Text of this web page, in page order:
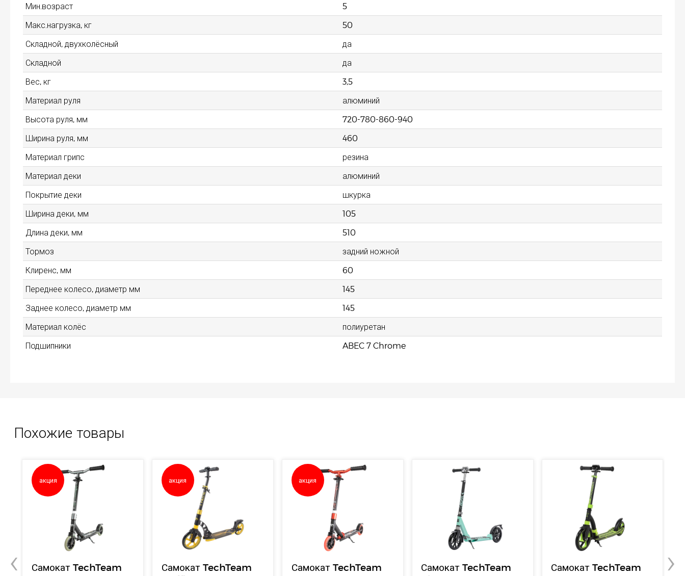
Мин.возраст
5
Макс.нагрузка, кг
50
Складной, двухколёсный
да
Складной
да
Вес, кг
3,5
Материал руля
алюминий
Высота руля, мм
720-780-860-940
Ширина руля, мм
460
Материал грипс
резина
Материал деки
алюминий
Покрытие деки
шкурка
Ширина деки, мм
105
Длина деки, мм
510
Тормоз
задний ножной
Клиренс, мм
60
Переднее колесо, диаметр мм
145
Заднее колесо, диаметр мм
145
Материал колёс
полиуретан
Подшипники
ABEC 7 Chrome
Похожие товары
акция
Самокат TechTeam
акция
Самокат TechTeam
акция
Самокат TechTeam
Самокат TechTeam
Самокат TechTeam
‹ ›